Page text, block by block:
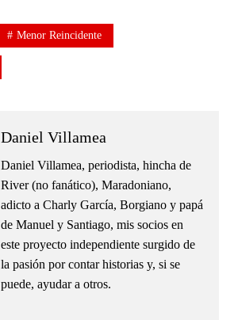
Menor Reincidente
Daniel Villamea
Daniel Villamea, periodista, hincha de
River (no fanático), Maradoniano,
adicto a Charly García, Borgiano y papá
de Manuel y Santiago, mis socios en
este proyecto independiente surgido de
la pasión por contar historias y, si se
puede, ayudar a otros.